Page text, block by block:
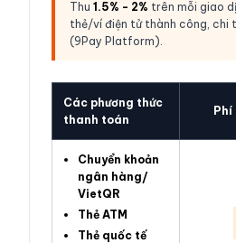
Thu 1.5% - 2% trên mỗi giao
thẻ/ví điện tử thành công, chi
(9Pay Platform).
Các phương thức
thanh toán
Phí
Chuyển khoản
ngân hàng/
VietQR
Thẻ ATM
Thẻ quốc tế